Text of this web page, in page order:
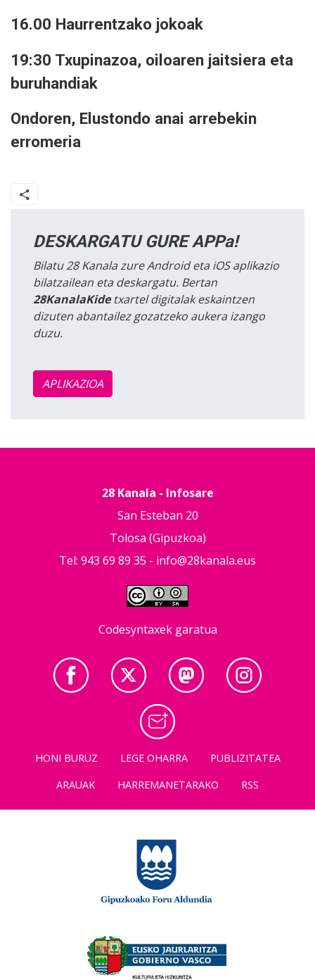
16.00 Haurrentzako jokoak
19:30 Txupinazoa, oiloaren jaitsiera eta
buruhandiak
Ondoren, Elustondo anai arrebekin
erromeria
DESKARGATU GURE APPa!
Bilatu 28 Kanala zure Android eta iOS aplikazio
bilatzailean eta deskargatu. Bertan
28KanalaKidetxartel digitalak eskaintzen
dizuten abantailez gozatzeko aukera izango
duzu.
APLIKAZIOA
28 Kanala - Infosare
San Esteban 20
Tolosa (Gipuzkoa)
Tel: 943 69 89 35 - info@28kanala.eus
Codesyntaxek garatua
HONI BURUZ LEGE OHARRA
PUBLIZITATEA
ARAUAK
HARREMANETARAKO RSS